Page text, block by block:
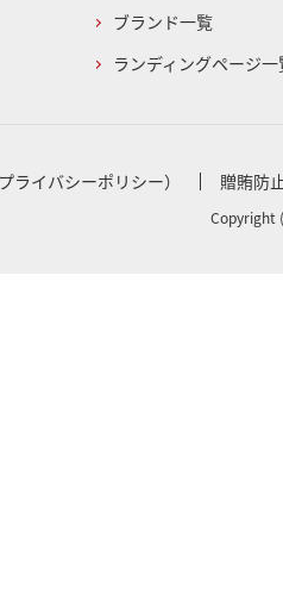
ブランド一覧
ランディングページ一
ライバシーポリシー） 贈賄防
Copyright